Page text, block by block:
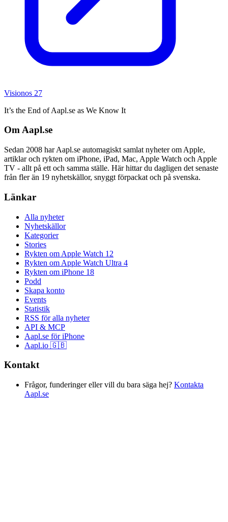
Visionos 27
It’s the End of Aapl.se as We Know It
Om Aapl.se
Sedan 2008 har Aapl.se automagiskt samlat nyheter om Apple,
artiklar och rykten om iPhone, iPad, Mac, Apple Watch och Apple
TV - allt på ett och samma ställe. Här hittar du dagligen det senaste
från fler än 19 nyhetskällor, snyggt förpackat och på svenska.
Länkar
Alla nyheter
Nyhetskällor
Kategorier
Stories
Rykten om Apple Watch 12
Rykten om Apple Watch Ultra 4
Rykten om iPhone 18
Podd
Skapa konto
Events
Statistik
RSS för alla nyheter
API & MCP
Aapl.se för iPhone
Aapl.io 🇬🇧
Kontakt
Frågor, funderinger eller vill du bara säga hej? Kontakta
Aapl.se